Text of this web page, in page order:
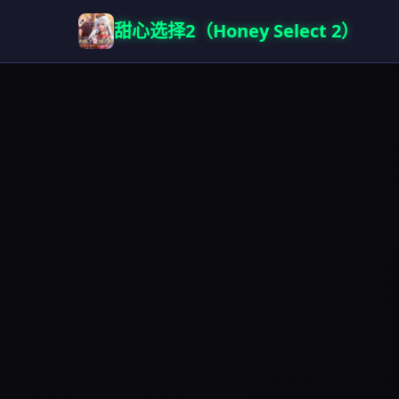
甜心选择2（Honey Select 2）